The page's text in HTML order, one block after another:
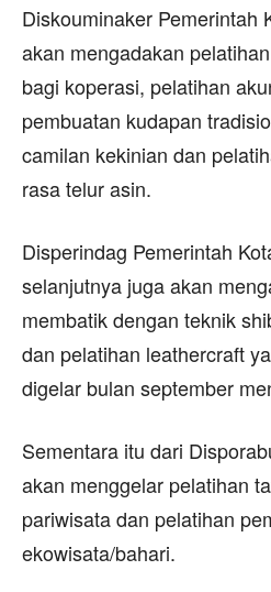
Diskouminaker Pemerintah
akan mengadakan
bagi koperasi, pelatihan
pembuatan kudapan
camilan kekinian dan
rasa telur asin.
Disperindag Pemerintah
selanjutnya juga akan
membatik dengan teknik
dan pelatihan leathercraft
digelar bulan september
Sementara itu dari
akan menggelar pelatihan
pariwisata dan pelatihan
ekowisata/bahari.